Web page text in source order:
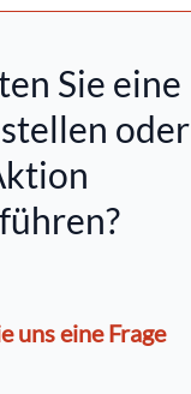
Sie eine
oder
uns eine Frage